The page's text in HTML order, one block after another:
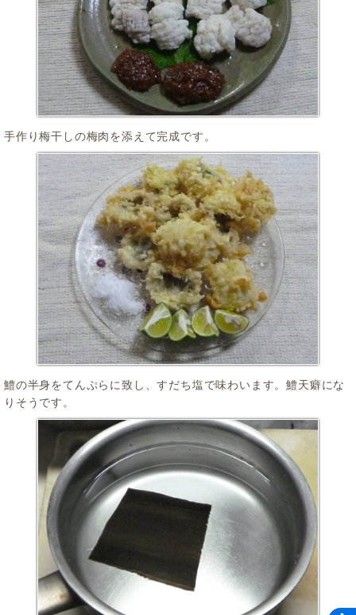
手作り梅干しの梅肉を添えて完成です。
鱧の半身をてんぷらに致し、すだち塩で味わいます。鱧天癖にな
りそうです。